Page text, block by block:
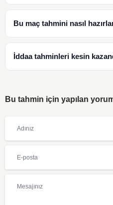
Bu maç tahmini nasıl
İddaa tahminleri kesin
Bu tahmin için yapılan